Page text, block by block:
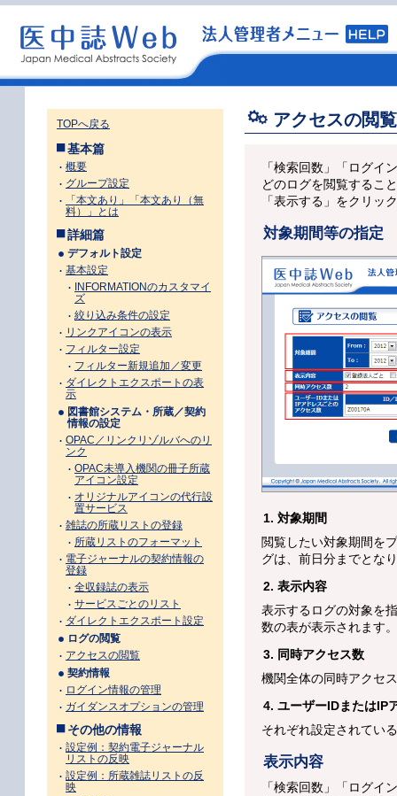
アクセスの閲覧
「検索回数」「ログイ
どのログを閲覧するこ
「表示する」をクリッ
対象期間等の指定
1. 対象期間
閲覧したい対象期間を
グは、前日分までとな
2. 表示内容
表示するログの対象を
数の表が表示されます。
3. 同時アクセス数
機関全体の同時アクセ
4. ユーザーIDまたはIP
それぞれ設定されてい
表示内容
「検索回数」「ログイ
TOPへ戻る
基本篇
概要
グループ設定
「本文あり」「本文あり（無
料）」とは
詳細篇
デフォルト設定
基本設定
INFORMATIONのカスタマイ
ズ
絞り込み条件の設定
リンクアイコンの表示
フィルター設定
フィルター新規追加／変更
ダイレクトエクスポートの表
示
図書館システム・所蔵／契約
情報の設定
OPAC／リンクリゾルバへのリ
ンク
OPAC未導入機関の冊子所蔵
アイコン設定
オリジナルアイコンの代行設
置サービス
雑誌の所蔵リストの登録
所蔵リストのフォーマット
電子ジャーナルの契約情報の
登録
全収録誌の表示
サービスごとのリスト
ダイレクトエクスポート設定
ログの閲覧
アクセスの閲覧
契約情報
ログイン情報の管理
ガイダンスオプションの管理
その他の情報
設定例：契約電子ジャーナル
リストの反映
設定例：所蔵雑誌リストの反
映